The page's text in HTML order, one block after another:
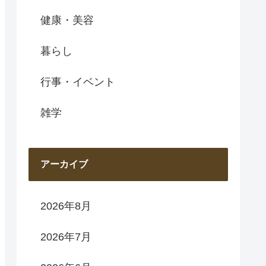
健康・美容
暮らし
行事・イベント
雑学
アーカイブ
2026年8月
2026年7月